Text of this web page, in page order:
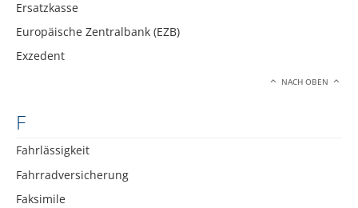
Ersatzkasse
Europäische Zentralbank (EZB)
Exzedent
NACH OBEN
F
Fahrlässigkeit
Fahrradversicherung
Faksimile